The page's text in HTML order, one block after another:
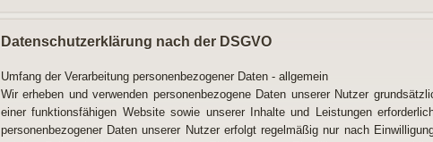
Datenschutzerklärung nach der DSGVO
Umfang der Verarbeitung personenbezogener Daten - allgemein
Wir erheben und verwenden personenbezogene Daten unserer Nutzer
einer funktionsfähigen Website sowie unserer Inhalte und Leistungen
personenbezogener Daten unserer Nutzer erfolgt regelmäßig nur nach